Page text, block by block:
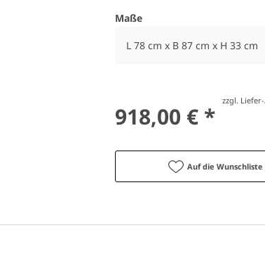
Maße
L 78 cm x B 87 cm x H 33 cm
918,00 € *
zzgl.
Auf die Wunschliste